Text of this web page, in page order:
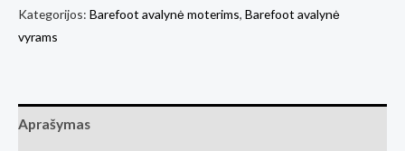
Freet
barefoot
Salcombe
Kategorijos: Barefoot avalynė moterims, Barefoot avalynė
vyrams
Aprašymas